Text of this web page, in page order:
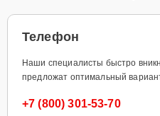
Телефон
Наши специалисты быстро
предложат оптимальный
+7 (800) 301-53-70